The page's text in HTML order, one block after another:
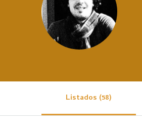
Listados (58)